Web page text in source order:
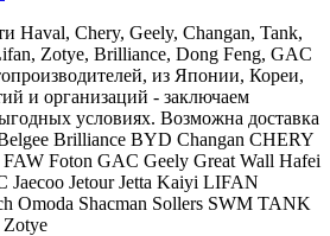
Haval, Chery, Geely, Changan, Tank,
Zotye, Brilliance, Dong Feng, GAC
из Японии, Кореи,
и организаций - заключаем
условиях. Возможна доставка
Brilliance BYD Changan CHERY
Foton GAC Geely Great Wall Hafei
Jaecoo Jetour Jetta Kaiyi LIFAN
Omoda Shacman Sollers SWM TANK